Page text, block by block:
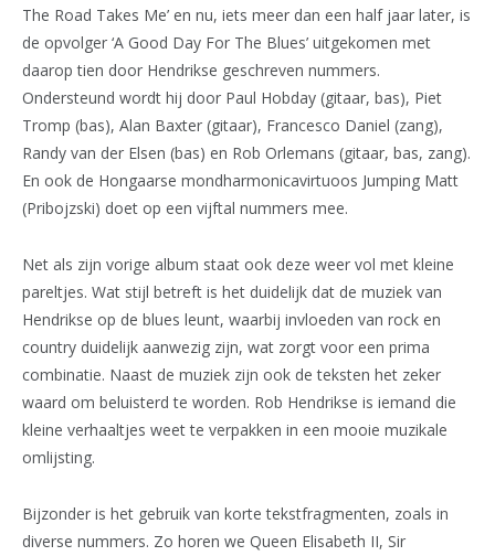
The Road Takes Me’ en nu, iets meer dan een half jaar later, is
de opvolger ‘A Good Day For The Blues’ uitgekomen met
daarop tien door Hendrikse geschreven nummers.
Ondersteund wordt hij door Paul Hobday (gitaar, bas), Piet
Tromp (bas), Alan Baxter (gitaar), Francesco Daniel (zang),
Randy van der Elsen (bas) en Rob Orlemans (gitaar, bas, zang).
En ook de Hongaarse mondharmonicavirtuoos Jumping Matt
(Pribojzski) doet op een vijftal nummers mee.
Net als zijn vorige album staat ook deze weer vol met kleine
pareltjes. Wat stijl betreft is het duidelijk dat de muziek van
Hendrikse op de blues leunt, waarbij invloeden van rock en
country duidelijk aanwezig zijn, wat zorgt voor een prima
combinatie. Naast de muziek zijn ook de teksten het zeker
waard om beluisterd te worden. Rob Hendrikse is iemand die
kleine verhaaltjes weet te verpakken in een mooie muzikale
omlijsting.
Bijzonder is het gebruik van korte tekstfragmenten, zoals in
diverse nummers. Zo horen we Queen Elisabeth II, Sir